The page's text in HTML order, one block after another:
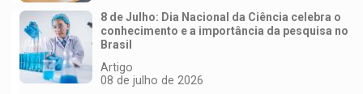
8 de Julho: Dia Nacional da Ciência celebra o
conhecimento e a importância da pesquisa no
Brasil
Artigo
08 de julho de 2026